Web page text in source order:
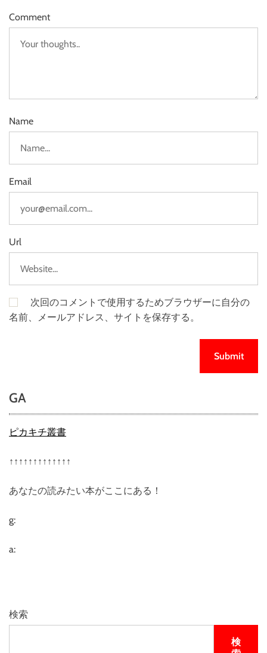
Comment
Name
Email
Url
次回のコメントで使用するためブラウザーに自分の
名前、メールアドレス、サイトを保存する。
GA
ピカキチ叢書
↑↑↑↑↑↑↑↑↑↑↑↑↑
あなたの読みたい本がここにある！
g:
a:
検索
検